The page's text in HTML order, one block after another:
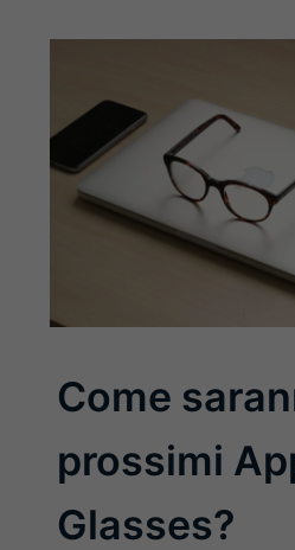
Come
prossimi
Glasses?